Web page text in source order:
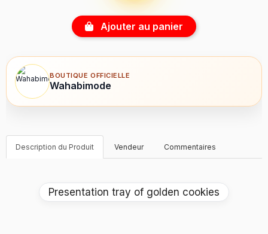
Ajouter au panier
BOUTIQUE OFFICIELLE
Wahabimode
Description du Produit Vendeur Commentaires
Presentation tray of golden cookies